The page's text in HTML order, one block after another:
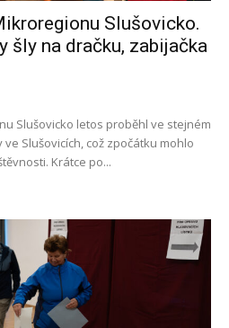
Slušovicko.
šly na dračku, zabijačka
Slušovicko letos proběhl ve stejném
Slušovicích, což zpočátku mohlo
Krátce po...